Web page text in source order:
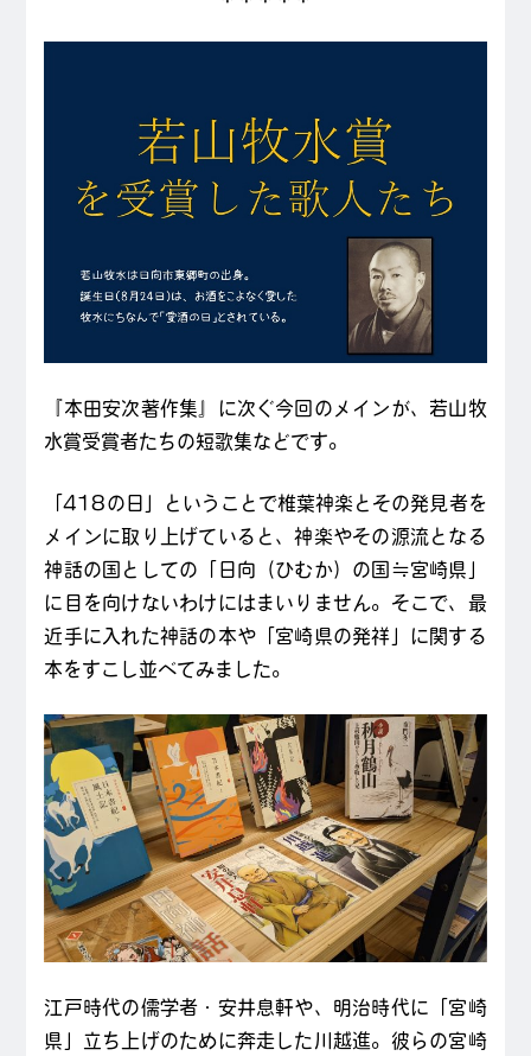
『本田安次著作集』に次ぐ今回のメインが、若山牧
水賞受賞者たちの短歌集などです。
「418の日」ということで椎葉神楽とその発見者を
メインに取り上げていると、神楽やその源流となる
神話の国としての「日向（ひむか）の国≒宮崎県」
に目を向けないわけにはまいりません。そこで、最
近手に入れた神話の本や「宮崎県の発祥」に関する
本をすこし並べてみました。
江戸時代の儒学者・安井息軒や、明治時代に「宮崎
県」立ち上げのために奔走した川越進。彼らの宮崎